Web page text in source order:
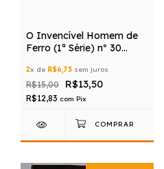
O Invencível Homem de
Ferro (1ª Série) nº 30
2x de R$6,75 sem juros
R$15,00 R$13,50
R$12,83 com Pix